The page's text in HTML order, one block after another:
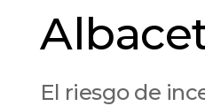
El riesgo de